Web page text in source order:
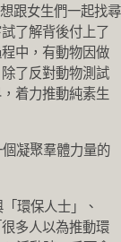
跟女生們一起找尋
了解背後付上了
中，有動物因做
了反對動物測試
着力推動純素生
凝聚羣體力量的
環保人士」、
多人以為推動環